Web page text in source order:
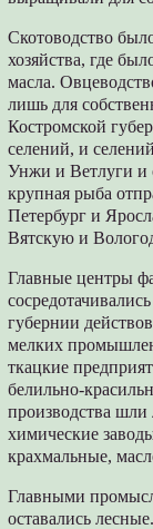
Скотоводство
хозяйства, где
масла.
лишь для
Костромской
селений, и
Унжи и Ветлуги и
крупная рыба
Петербург и
Вятскую и
Главные центры
губернии
мелких
ткацкие
белильно-
производства
химические
крахмальные,
Главными
оставались